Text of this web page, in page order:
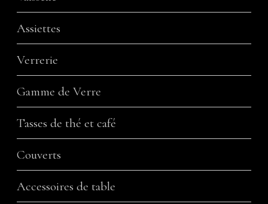
Assiettes
Verrerie
Gamme de Verre
Tasses de thé et café
Couverts
Accessoires de table